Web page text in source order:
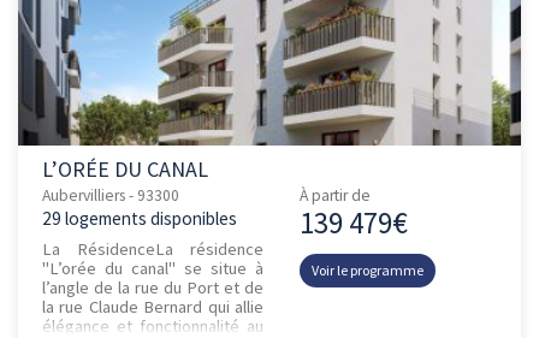
L’ORÉE DU CANAL
Aubervilliers - 93300
29 logements disponibles
La RésidenceLa résidence
"L’orée du canal" se situe à
l’angle de la rue du Port et de
la rue Claude Bernard qui allie
élégance et fonctionnalité au
À partir de
139 479€
Voir le programme